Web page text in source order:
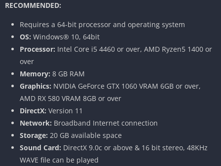
RECOMMENDED:
Requires a 64-bit processor and operating system
OS: Windows® 10, 64bit
Processor: Intel Core i5 4460 or over, AMD Ryzen5 1400 or
over
Memory: 8 GB RAM
Graphics: NVIDIA GeForce GTX 1060 VRAM 6GB or over,
AMD RX 580 VRAM 8GB or over
DirectX: Version 11
Network: Broadband Internet connection
Storage: 20 GB available space
Sound Card: DirectX 9.0c or above & 16 bit stereo, 48KHz
WAVE file can be played